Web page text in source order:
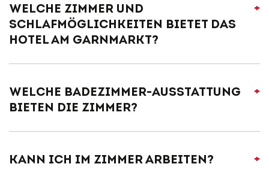
Welche Zimmer und
Schlafmöglichkeiten bietet das
Hotel am Garnmarkt?
Welche Badezimmer-Ausstattung
bieten die Zimmer?
Kann ich im Zimmer arbeiten?